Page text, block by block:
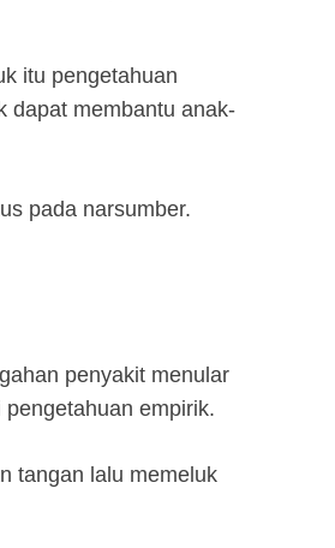
itu pengetahuan
dapat membantu anak-
pada narsumber.
penyakit menular
empirik.
tangan lalu memeluk